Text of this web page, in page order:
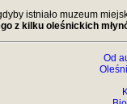
istniało muzeum
z kilku oleśnickich
Od